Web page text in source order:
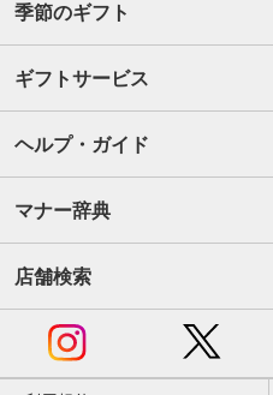
季節のギフト
ギフトサービス
ヘルプ・ガイド
マナー辞典
店舗検索